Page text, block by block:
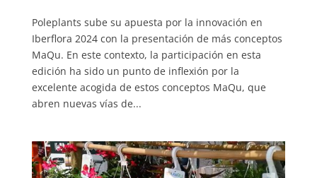
Poleplants sube su apuesta por la innovación en
Iberflora 2024 con la presentación de más conceptos
MaQu. En este contexto, la participación en esta
edición ha sido un punto de inflexión por la
excelente acogida de estos conceptos MaQu, que
abren nuevas vías de...